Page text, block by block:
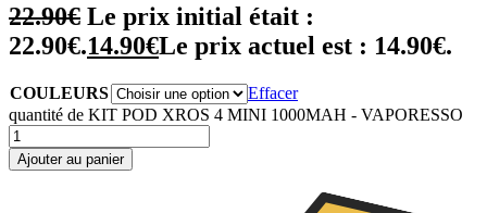
22.90€ Le prix initial était :
22.90€.14.90€Le prix actuel est : 14.90€.
COULEURS
Effacer
quantité de KIT POD XROS 4 MINI 1000MAH - VAPORESSO
Ajouter au panier